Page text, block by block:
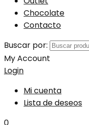
Chocolate
Contacto
Buscar por:
My Account
Login
Mi cuenta
Lista de deseos